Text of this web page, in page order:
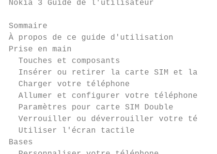
Nokia 3 Guide de l'utilisateur
Sommaire
À propos de ce guide d'utilisation
Prise en main
Touches et composants
Insérer ou retirer la carte SIM et la
Charger votre téléphone
Allumer et configurer votre téléphone
Paramètres pour carte SIM Double
Verrouiller ou déverrouiller votre
Utiliser l'écran tactile
Bases